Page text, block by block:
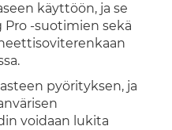
käyttöön, ja se
-suotimien sekä
pyörityksen, ja
voidaan lukita